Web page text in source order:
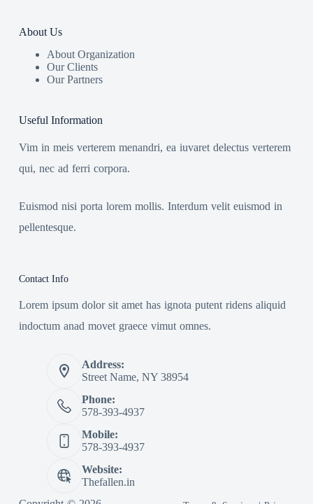
About Us
About Organization
Our Clients
Our Partners
Useful Information
Vim in meis verterem menandri, ea iuvaret delectus verterem
qui, nec ad ferri corpora.
Euismod nisi porta lorem mollis. Interdum velit euismod in
pellentesque.
Contact Info
Lorem ipsum dolor sit amet has ignota putent ridens aliquid
indoctum anad movet graece vimut omnes.
Address:
Street Name, NY 38954
Phone:
578-393-4937
Mobile:
578-393-4937
Website:
Thefallen.in